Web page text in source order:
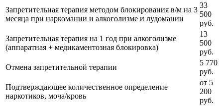
Запретительная терапия методом блокирования в/м на 3
месяца при наркомании и алкоголизме и лудомании
33
500
руб.
Запретительная терапия на 1 год при алкоголизме
(аппаратная + медикаментозная блокировка)
13
500
руб.
Отмена запретительной терапии
5 770
руб.
Подтверждающее количественное определение
наркотиков, моча/кровь
от 5
200
руб.